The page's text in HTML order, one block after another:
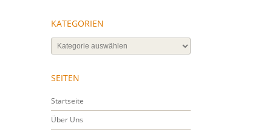
KATEGORIEN
Kategorien
SEITEN
Startseite
Über Uns